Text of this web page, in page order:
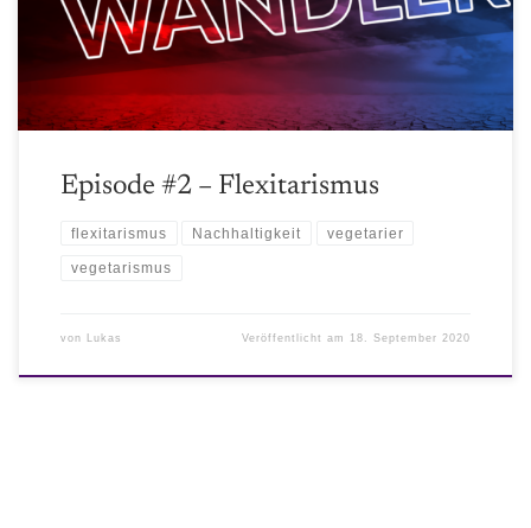
Ernährungsweise mit nur geringem Fleischanteil, näher bringen.
Dabei gehen wir auf Vorteile für unseren Ressourcenverbrauch, für
unsere Gesundheit und für unsere Gesellschaft ein.
Episode #2 – Flexitarismus
flexitarismus Nachhaltigkeit vegetarier
vegetarismus
von Lukas Veröffentlicht am 18. September 2020